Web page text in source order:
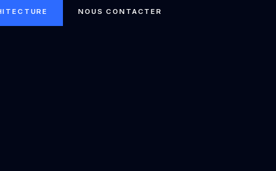
NOUS CONTACTER